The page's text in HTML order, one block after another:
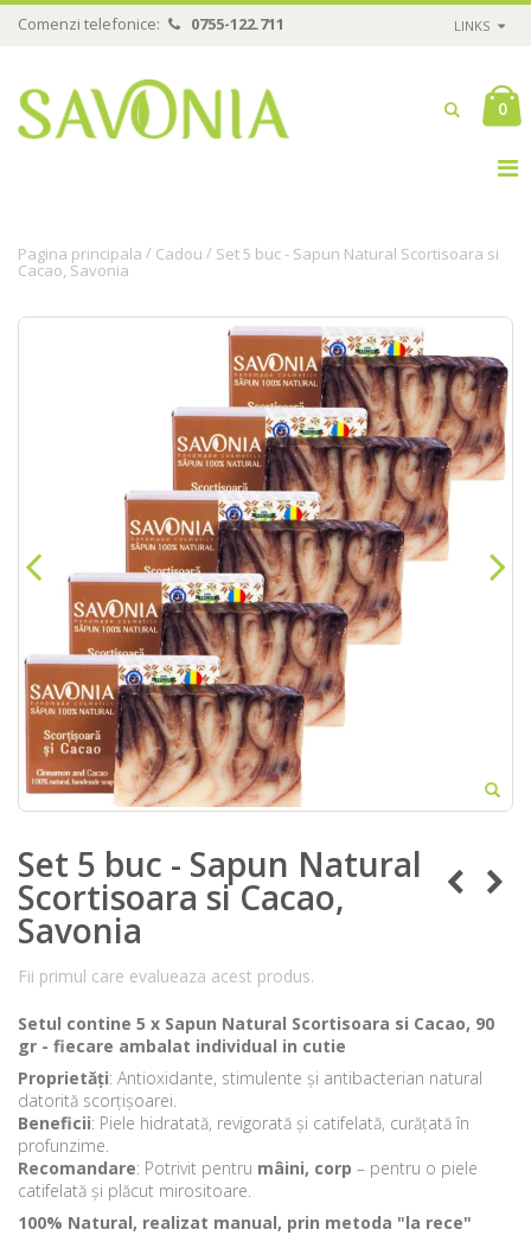
Comenzi telefonice: 0755-122.711 LINKS
0
Pagina principala / Cadou / Set 5 buc - Sapun Natural Scortisoara si
Cacao, Savonia
Set 5 buc - Sapun Natural
Scortisoara si Cacao,
Savonia
Fii primul care evalueaza acest produs.
Setul contine 5 x Sapun Natural Scortisoara si Cacao, 90
gr - fiecare ambalat individual in cutie
Proprietăți: Antioxidante, stimulente și antibacterian natural
datorită scorțișoarei.
Beneficii: Piele hidratată, revigorată și catifelată, curățată în
profunzime.
Recomandare: Potrivit pentru mâini, corp – pentru o piele
catifelată și plăcut mirositoare.
100% Natural, realizat manual, prin metoda "la rece"